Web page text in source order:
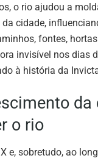
o rio ajudou a
cidade,
fontes,
invisível nos dias
à história da
da
o rio
e, sobretudo, ao